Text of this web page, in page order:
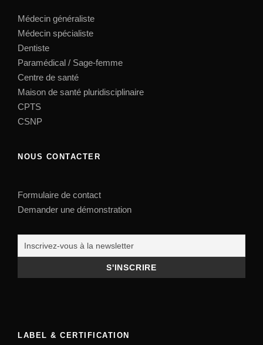
Médecin généraliste
Médecin spécialiste
Dentiste
Paramédical / Sage-femme
Centre de santé
Maison de santé pluridisciplinaire
CPTS
CSNP
NOUS CONTACTER
Formulaire de contact
Demander une démonstration
LABEL & CERTIFICATION